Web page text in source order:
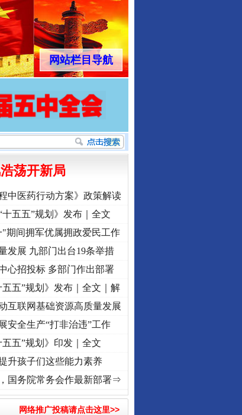
网站栏目导航
征程丨“转折之城”激荡..·[视频]牢记初心使命 奋进复兴征程丨红船起航处 潮
荡开新局
中医药行动方案》政策解读
十五五”规划》发布｜全文
期间拥军优属拥政爱民工作
发展 九部门出台19条举措
心招投标 多部门作出部署
五五”规划》发布｜全文｜解
互联网基础资源高质量发展
安全生产“打非治违”工作
五五”规划》印发｜全文
升孩子们这些能力素养
国务院常务会作最新部署⇒
网络推广投稿请点击这里>>